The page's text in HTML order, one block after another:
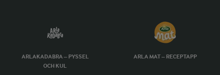
ARLAKADABRA – PYSSEL
OCH KUL
ARLA MAT – RECEPTAPP